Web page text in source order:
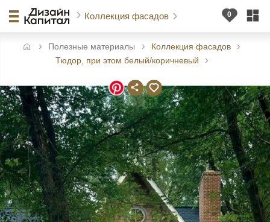
Коллекция фасадов
Полезные материалы
Коллекция фасадов
Тюдор, при этом белый/коричневый